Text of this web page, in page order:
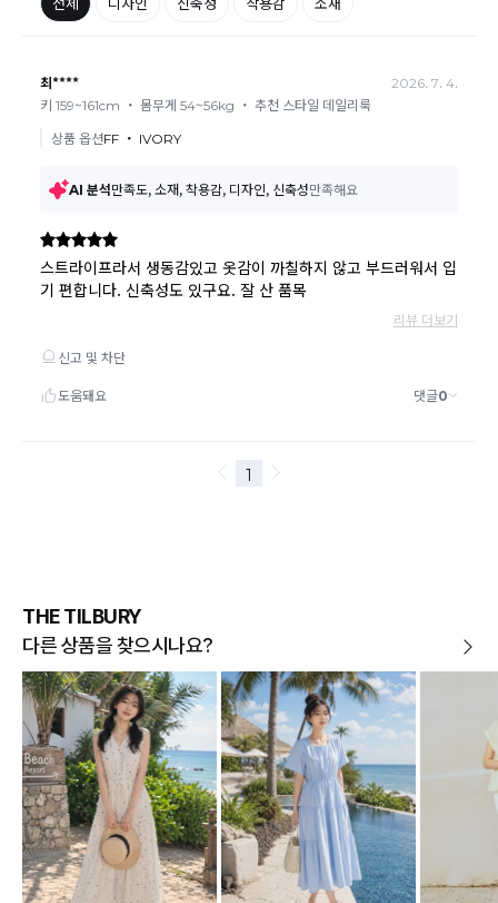
시간의 경과 또는 일부 소비에 의해 재판매가 곤란할 정도로 상품
상품의 TAG, 스티커, 옷걸이, 폴릭백,케이스 등을 훼손 및 분실한 경
환불
환불승인: 반송장 배송완료일로부터 영업일 3-5일내에 물류 입고
현금 결제 시 : 주문취소 확인 후 영업일 기준 1일~3일내 요청계좌
로 환불되며 '한국사이버결제(KCP)'로 입금됩니다.
카드
결제 시 : 주문취소 확인 후 카드사 매출 취소까지 영업일 기준
3일~5일정도 소요됩니다. (해당 카드사 사정에 따라 지연될 수 있
THE TILBURY
다른 상품을 찾으시나요?